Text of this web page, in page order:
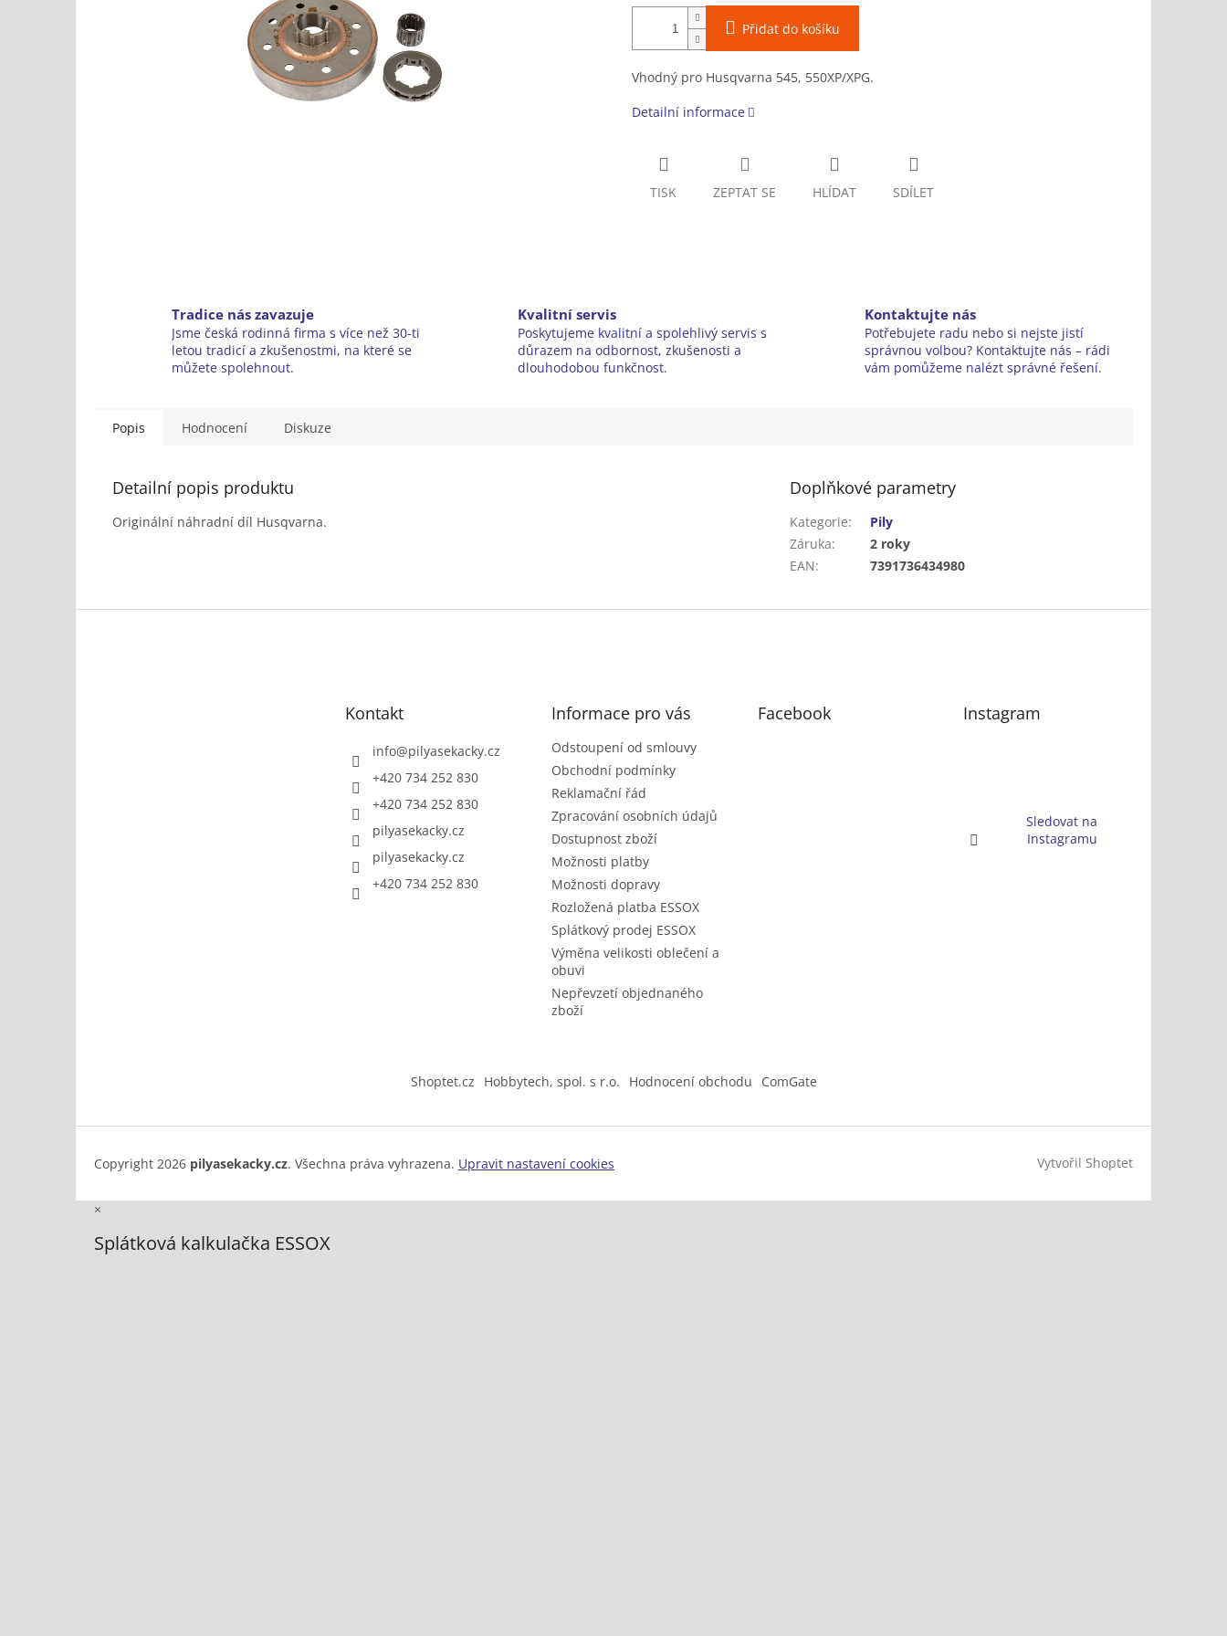
Přidat do košíku
Vhodný pro Husqvarna 545, 550XP/XPG.
Detailní informace
TISK ZEPTAT SE HLÍDAT SDÍLET
Tradice nás zavazuje
Jsme česká rodinná firma s více než 30-ti
letou tradicí a zkušenostmi, na které se
můžete spolehnout.
Kvalitní servis
Poskytujeme kvalitní a spolehlivý servis s
důrazem na odbornost, zkušenosti a
dlouhodobou funkčnost.
Kontaktujte nás
Potřebujete radu nebo si nejste jistí
správnou volbou? Kontaktujte nás – rádi
vám pomůžeme nalézt správné řešení.
Popis Hodnocení Diskuze
Detailní popis produktu
Originální náhradní díl Husqvarna.
Doplňkové parametry
Kategorie:
Pily
Záruka:
2 roky
EAN: 7391736434980
Kontakt
info@pilyasekacky.cz
+420 734 252 830
+420 734 252 830
pilyasekacky.cz
pilyasekacky.cz
+420 734 252 830
Informace pro vás
Odstoupení od smlouvy
Obchodní podmínky
Reklamační řád
Zpracování osobních údajů
Dostupnost zboží
Možnosti platby
Možnosti dopravy
Rozložená platba ESSOX
Splátkový prodej ESSOX
Výměna velikosti oblečení a
obuvi
Nepřevzetí objednaného
zboží
Facebook Instagram
Sledovat na
Instagramu
Shoptet.cz Hobbytech, spol. s r.o. Hodnocení obchodu ComGate
Vytvořil Shoptet
Copyright 2026 pilyasekacky.cz. Všechna práva vyhrazena. Upravit nastavení cookies
×
Splátková kalkulačka ESSOX